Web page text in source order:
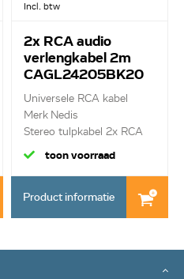
Incl. btw
2x RCA audio
verlengkabel 2m
CAGL24205BK20
Universele RCA kabel
Merk Nedis
Stereo tulpkabel 2x RCA
Ma...
toon voorraad
Product informatie